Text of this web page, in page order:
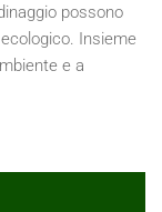
possono
Insieme
e a